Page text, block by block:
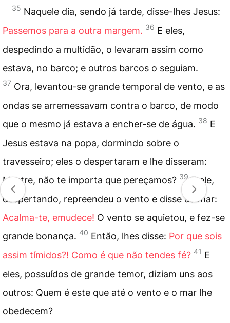
35 Naquele dia, sendo já tarde, disse-lhes Jesus:
Passemos para a outra margem. 36 E eles,
despedindo a multidão, o levaram assim como
estava, no barco; e outros barcos o seguiam.
37 Ora, levantou-se grande temporal de vento, e as
ondas se arremessavam contra o barco, de modo
que o mesmo já estava a encher-se de água. 38 E
Jesus estava na popa, dormindo sobre o
travesseiro; eles o despertaram e lhe disseram:
Mestre, não te importa que pereçamos? 39 E ele,
despertando, repreendeu o vento e disse ao mar:
Acalma-te, emudece! O vento se aquietou, e fez-se
grande bonança. 40 Então, lhes disse: Por que sois
assim tímidos?! Como é que não tendes fé? 41 E
eles, possuídos de grande temor, diziam uns aos
outros: Quem é este que até o vento e o mar lhe
obedecem?